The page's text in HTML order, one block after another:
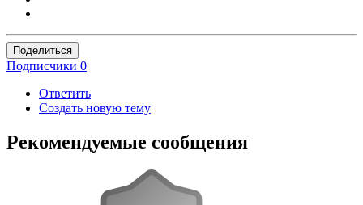
Поделиться
Подписчики 0
Ответить
Создать новую тему
Рекомендуемые сообщения